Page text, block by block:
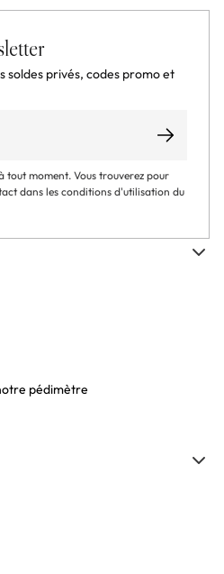
soldes privés, codes promo et
S’abonner
tout moment. Vous trouverez pour
dans les conditions d'utilisation du
pédimètre